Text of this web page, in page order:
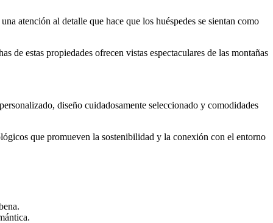
atención al detalle que hace que los huéspedes se sientan como
de estas propiedades ofrecen vistas espectaculares de las montañas
diseño cuidadosamente seleccionado y comodidades
que promueven la sostenibilidad y la conexión con el entorno